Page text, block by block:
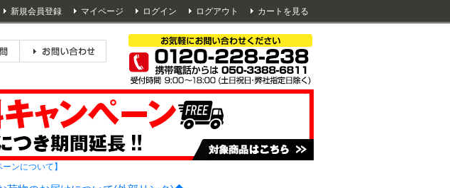
新規会員登録 マイページ ログイン ログアウト カートを見る
ンについて】